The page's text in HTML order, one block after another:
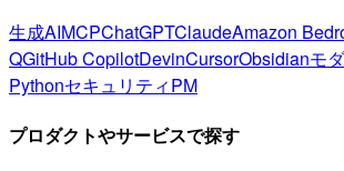
生成AIMCPChatGPTClaudeAmazon
QGitHub CopilotDevinCursorObsidianモ
PythonセキュリティPM
プロダクトやサービスで探す